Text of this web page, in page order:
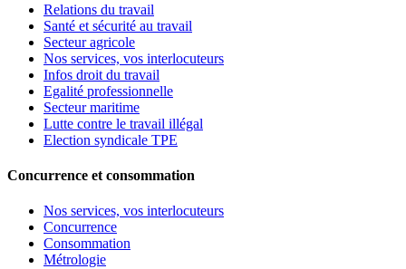
Relations du travail
Santé et sécurité au travail
Secteur agricole
Nos services, vos interlocuteurs
Infos droit du travail
Egalité professionnelle
Secteur maritime
Lutte contre le travail illégal
Election syndicale TPE
Concurrence et consommation
Nos services, vos interlocuteurs
Concurrence
Consommation
Métrologie